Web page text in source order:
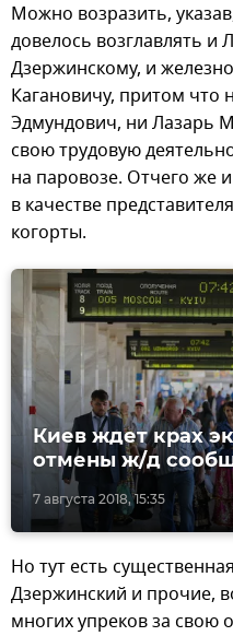
Можно возразить,
довелось возглавлять и
Дзержинскому, и
Кагановичу, притом что
Эдмундович, ни Лазарь
свою трудовую
на паровозе. Отчего же
в качестве
когорты.
7 августа 2018, 15:35
Киев ждет крах
отмены ж/д
Но тут есть
Дзержинский и прочие,
многих упреков за свою